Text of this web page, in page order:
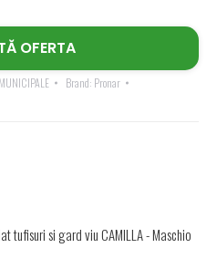
OFERTA
Brand: Pronar
tufisuri si gard viu CAMILLA - Maschio